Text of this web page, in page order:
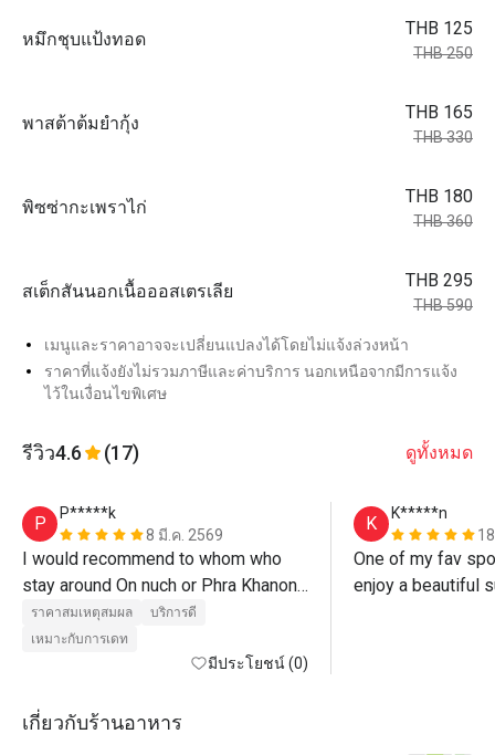
หมึกชุบแป้งทอด
THB 125
THB 250
พาสต้าต้มยำกุ้ง
THB 165
THB 330
พิซซ่ากะเพราไก่
THB 180
THB 360
สเต็กสันนอกเนื้อออสเตรเลีย
THB 295
THB 590
เมนูและราคาอาจจะเปลี่ยนแปลงได้โดยไม่แจ้งล่วงหน้า
ราคาที่แจ้งยังไม่รวมภาษีและค่าบริการ นอกเหนือจากมีการแจ้ง
ไว้ในเงื่อนไขพิเศษ
รีวิว4.6 (17) ดูทั้งหมด
P
P*****k
8 มี.ค. 2569
I would recommend to whom who
stay around On nuch or Phra Khanong
to try this rooftop, their service mind
is outstanding. They will always
smile and look after you all along
Salad, Pizza and some Thai dishes.
ราคาสมเหตุสมผล
บริการดี
เหมาะกับการเดท
มีประโยชน์ (0)
K
K*****n
One of my fav
enjoy a beautiful
เกี่ยวกับร้านอาหาร